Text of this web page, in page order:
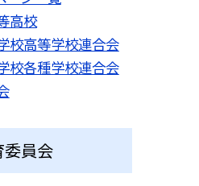
高校
校高等学校連合会
校各種学校連合会
委員会